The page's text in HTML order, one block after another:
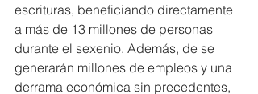
escrituras, beneficiando directamente
a más de 13 millones de personas
durante el sexenio. Además, de se
generarán millones de empleos y una
derrama económica sin precedentes,